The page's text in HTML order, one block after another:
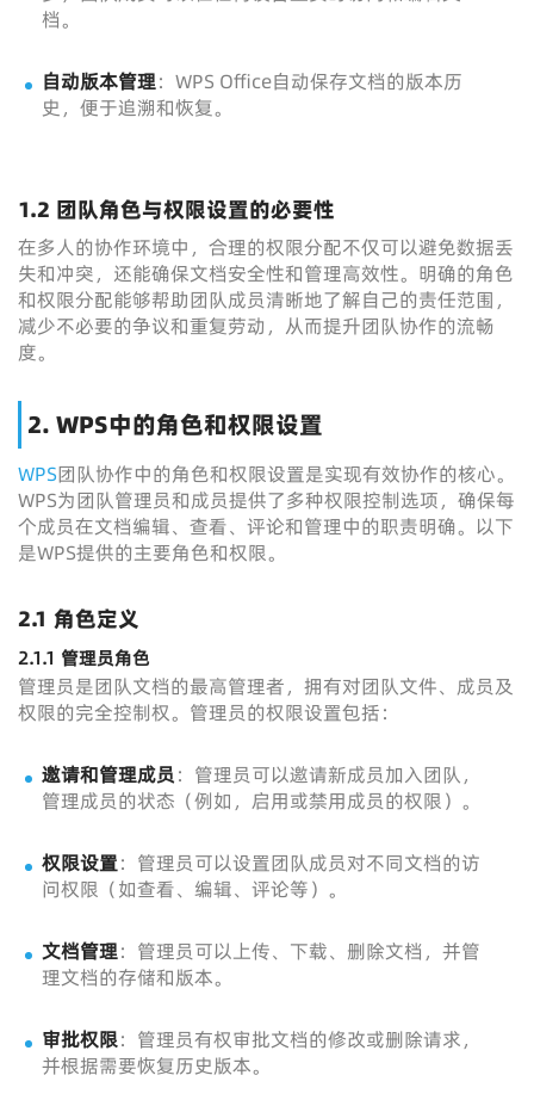
档。
自动版本管理：WPS Office自动保存文档的版本历
史，便于追溯和恢复。
1.2 团队角色与权限设置的必要性
在多人的协作环境中，合理的权限分配不仅可以避免数据丢
失和冲突，还能确保文档安全性和管理高效性。明确的角色
和权限分配能够帮助团队成员清晰地了解自己的责任范围，
减少不必要的争议和重复劳动，从而提升团队协作的流畅
度。
2. WPS中的角色和权限设置
WPS团队协作中的角色和权限设置是实现有效协作的核心。
WPS为团队管理员和成员提供了多种权限控制选项，确保每
个成员在文档编辑、查看、评论和管理中的职责明确。以下
是WPS提供的主要角色和权限。
2.1 角色定义
2.1.1 管理员角色
管理员是团队文档的最高管理者，拥有对团队文件、成员及
权限的完全控制权。管理员的权限设置包括：
邀请和管理成员：管理员可以邀请新成员加入团队，
管理成员的状态（例如，启用或禁用成员的权限）。
权限设置：管理员可以设置团队成员对不同文档的访
问权限（如查看、编辑、评论等）。
文档管理：管理员可以上传、下载、删除文档，并管
理文档的存储和版本。
审批权限：管理员有权审批文档的修改或删除请求，
并根据需要恢复历史版本。